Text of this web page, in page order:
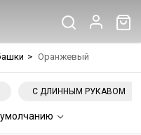
> Оранжевый
С ДЛИННЫМ РУКАВОМ